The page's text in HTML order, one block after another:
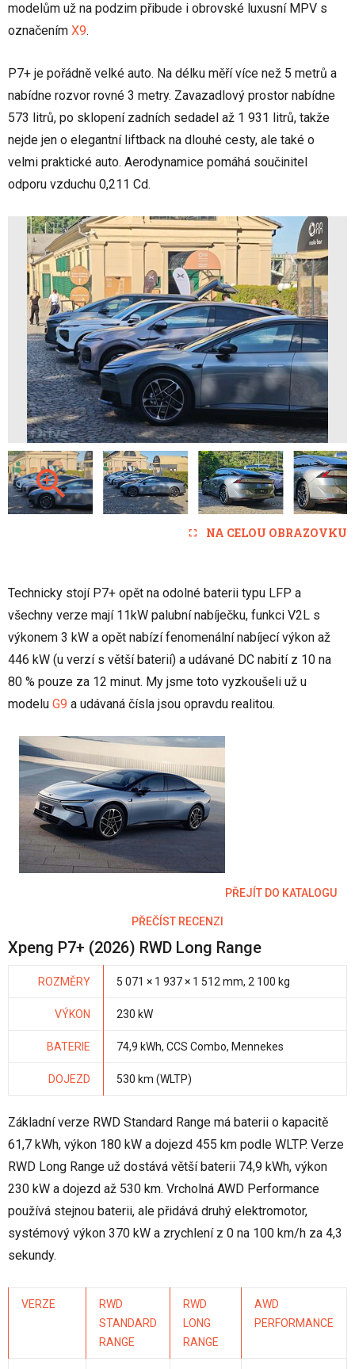
modelům už na podzim přibude i obrovské luxusní MPV s
označením X9.
P7+ je pořádně velké auto. Na délku měří více než 5 metrů a
nabídne rozvor rovné 3 metry. Zavazadlový prostor nabídne
573 litrů, po sklopení zadních sedadel až 1 931 litrů, takže
nejde jen o elegantní liftback na dlouhé cesty, ale také o
velmi praktické auto. Aerodynamice pomáhá součinitel
odporu vzduchu 0,211 Cd.
NA CELOU OBRAZOVKU
Technicky stojí P7+ opět na odolné baterii typu LFP a
všechny verze mají 11kW palubní nabíječku, funkci V2L s
výkonem 3 kW a opět nabízí fenomenální nabíjecí výkon až
446 kW (u verzí s větší baterií) a udávané DC nabití z 10 na
80 % pouze za 12 minut. My jsme toto vyzkoušeli už u
modelu G9 a udávaná čísla jsou opravdu realitou.
PŘEJÍT DO KATALOGU
PŘEČÍST RECENZI
Xpeng P7+ (2026) RWD Long Range
ROZMĚRY 5 071 × 1 937 × 1 512 mm, 2 100 kg
VÝKON 230 kW
BATERIE 74,9 kWh, CCS Combo, Mennekes
DOJEZD 530 km (WLTP)
Základní verze RWD Standard Range má baterii o kapacitě
61,7 kWh, výkon 180 kW a dojezd 455 km podle WLTP. Verze
RWD Long Range už dostává větší baterii 74,9 kWh, výkon
230 kW a dojezd až 530 km. Vrcholná AWD Performance
používá stejnou baterii, ale přidává druhý elektromotor,
systémový výkon 370 kW a zrychlení z 0 na 100 km/h za 4,3
sekundy.
VERZE
RWD
STANDARD
RANGE
RWD
LONG
RANGE
AWD
PERFORMANCE